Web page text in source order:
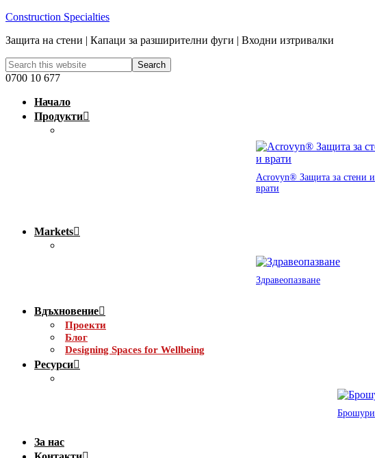
Construction Specialties
Защита на стени | Капаци за разширителни фуги | Входни изтривалки
0700 10 677
Начало
Продукти
Acrovyn® Защита за стени и
врати
Markets
Здравеопазване
Вдъхновение
Проекти
Блог
Designing Spaces for Wellbeing
Ресурси
Брошури
За нас